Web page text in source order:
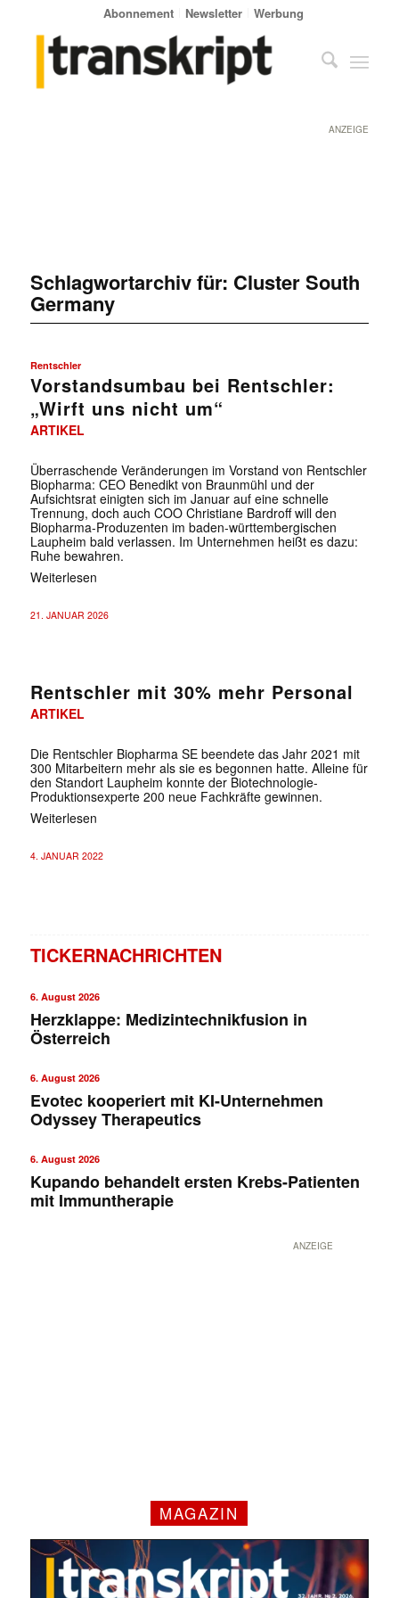
Abonnement Newsletter Werbung
ANZEIGE
Schlagwortarchiv für: Cluster South
Germany
Rentschler
Vorstandsumbau bei Rentschler:
„Wirft uns nicht um“
ARTIKEL
Überraschende Veränderungen im Vorstand von Rentschler
Biopharma: CEO Benedikt von Braunmühl und der
Aufsichtsrat einigten sich im Januar auf eine schnelle
Trennung, doch auch COO Christiane Bardroff will den
Biopharma-Produzenten im baden-württembergischen
Laupheim bald verlassen. Im Unternehmen heißt es dazu:
Ruhe bewahren.
Weiterlesen
21. JANUAR 2026
Rentschler mit 30% mehr Personal
ARTIKEL
Die Rentschler Biopharma SE beendete das Jahr 2021 mit
300 Mitarbeitern mehr als sie es begonnen hatte. Alleine für
den Standort Laupheim konnte der Biotechnologie-
Produktionsexperte 200 neue Fachkräfte gewinnen.
Weiterlesen
4. JANUAR 2022
TICKERNACHRICHTEN
6. August 2026
Herzklappe: Medizintechnikfusion in
Österreich
6. August 2026
Evotec kooperiert mit KI-Unternehmen
Odyssey Therapeutics
6. August 2026
Kupando behandelt ersten Krebs-Patienten
mit Immuntherapie
ANZEIGE
MAGAZIN